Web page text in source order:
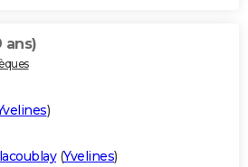
ans)
)
(Yvelines)